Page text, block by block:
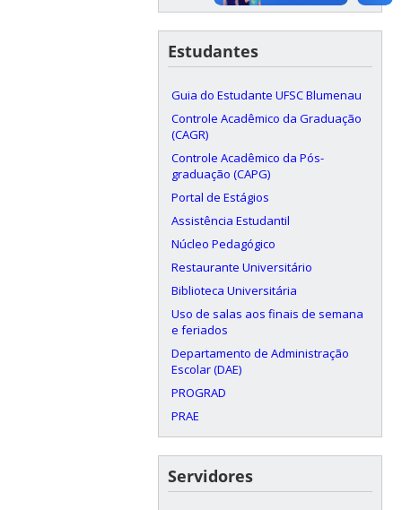
Estudantes
Guia do Estudante UFSC Blumenau
Controle Acadêmico da Graduação
(CAGR)
Controle Acadêmico da Pós-
graduação (CAPG)
Portal de Estágios
Assistência Estudantil
Núcleo Pedagógico
Restaurante Universitário
Biblioteca Universitária
Uso de salas aos finais de semana
e feriados
Departamento de Administração
Escolar (DAE)
PROGRAD
PRAE
Servidores